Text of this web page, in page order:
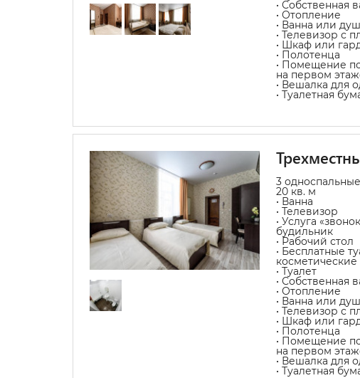
• Собственная
• Отопление
• Ванна или душ
• Телевизор с
• Шкаф или
• Полотенца
• Помещение
на первом
• Вешалка для
• Туалетная
3
20 кв. м
• Ванна
• Телевизор
• Услуга
будильник
• Рабочий стол
• Бесплатные
• Туалет
• Собственная
• Отопление
• Ванна или душ
• Телевизор с
• Шкаф или
• Полотенца
• Помещение
на первом
• Вешалка для
• Туалетная